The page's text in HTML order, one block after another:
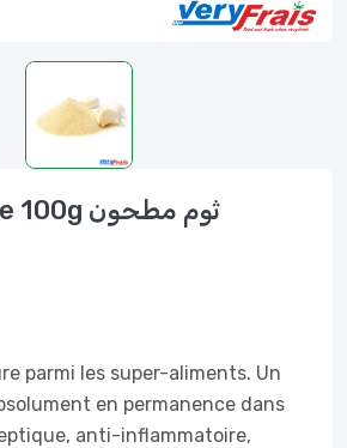
Ail En Poudre 100g ثوم مطحون
parmi les super-aliments. Un
en permanence dans
anti-inflammatoire,